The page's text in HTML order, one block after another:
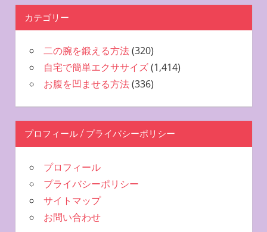
カテゴリー
二の腕を鍛える方法(320)
自宅で簡単エクササイズ(1,414)
お腹を凹ませる方法(336)
プロフィール / プライバシーポリシー
プロフィール
プライバシーポリシー
サイトマップ
お問い合わせ